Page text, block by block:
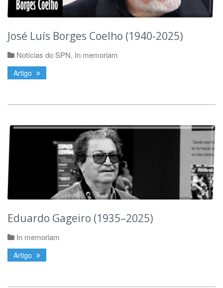
José Luís Borges Coelho (1940-2025)
Notícias do SPN, In memoriam
Artigo
Eduardo Gageiro (1935–2025)
In memoriam
Artigo